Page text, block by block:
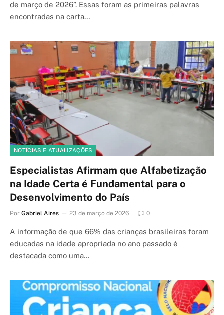
de março de 2026”. Essas foram as primeiras palavras
encontradas na carta…
NOTÍCIAS E ATUALIZAÇÕES
Especialistas Afirmam que Alfabetização
na Idade Certa é Fundamental para o
Desenvolvimento do País
Por Gabriel Aires 23 de março de 2026 0
A informação de que 66% das crianças brasileiras foram
educadas na idade apropriada no ano passado é
destacada como uma…